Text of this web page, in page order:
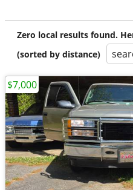
Zero local results found.
(sorted by distance)
$7,000